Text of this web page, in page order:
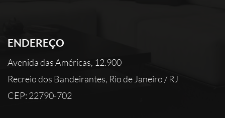
ENDEREÇO
Avenida das Américas, 12.900
Recreio dos Bandeirantes, Rio de Janeiro / RJ
CEP: 22790-702